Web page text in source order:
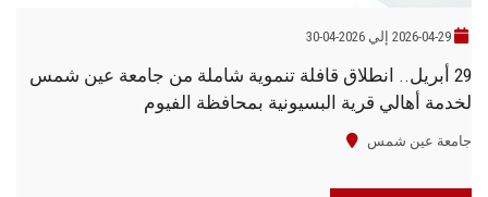
2026-04-29 إلي 2026-04-30
29 أبريل.. انطلاق قافلة تنموية شاملة من جامعة عين شمس
لخدمة أهالي قرية البسيونية بمحافظة الفيوم
جامعة عين شمس